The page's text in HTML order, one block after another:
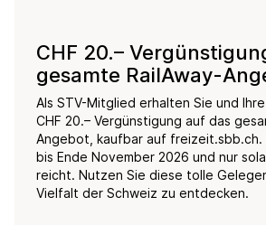
CHF 20.–
gesamte RailAway-
Als STV-Mitglied erhalten Sie und
CHF 20.– Vergünstigung auf das
Angebot, kaufbar auf freizeit.sbb.ch.
bis Ende November 2026 und nur
reicht. Nutzen Sie diese tolle
Vielfalt der Schweiz zu entdecken.